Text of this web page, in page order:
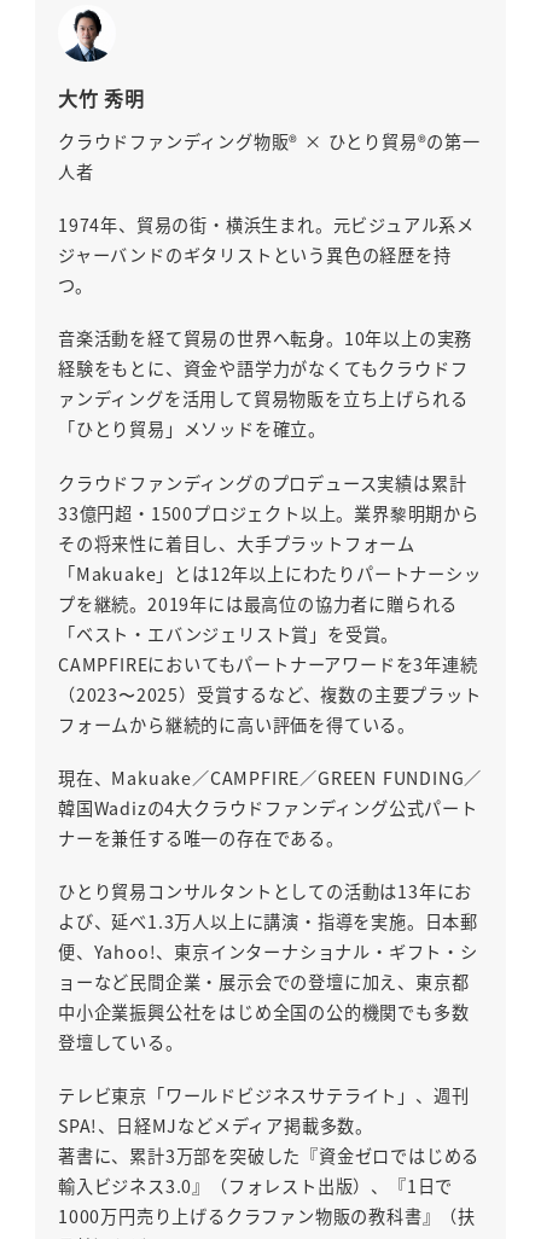
大竹 秀明
クラウドファンディング物販® × ひとり貿易®の第一
人者
1974年、貿易の街・横浜生まれ。元ビジュアル系メ
ジャーバンドのギタリストという異色の経歴を持
つ。
音楽活動を経て貿易の世界へ転身。10年以上の実務
経験をもとに、資金や語学力がなくてもクラウドフ
ァンディングを活用して貿易物販を立ち上げられる
「ひとり貿易」メソッドを確立。
クラウドファンディングのプロデュース実績は累計
33億円超・1500プロジェクト以上。業界黎明期から
その将来性に着目し、大手プラットフォーム
「Makuake」とは12年以上にわたりパートナーシッ
プを継続。2019年には最高位の協力者に贈られる
「ベスト・エバンジェリスト賞」を受賞。
CAMPFIREにおいてもパートナーアワードを3年連続
（2023〜2025）受賞するなど、複数の主要プラット
フォームから継続的に高い評価を得ている。
現在、Makuake／CAMPFIRE／GREEN FUNDING／
韓国Wadizの4大クラウドファンディング公式パート
ナーを兼任する唯一の存在である。
ひとり貿易コンサルタントとしての活動は13年にお
よび、延べ1.3万人以上に講演・指導を実施。日本郵
便、Yahoo!、東京インターナショナル・ギフト・シ
ョーなど民間企業・展示会での登壇に加え、東京都
中小企業振興公社をはじめ全国の公的機関でも多数
登壇している。
テレビ東京「ワールドビジネスサテライト」、週刊
SPA!、日経MJなどメディア掲載多数。
著書に、累計3万部を突破した『資金ゼロではじめる
輸入ビジネス3.0』（フォレスト出版）、『1日で
1000万円売り上げるクラファン物販の教科書』（扶